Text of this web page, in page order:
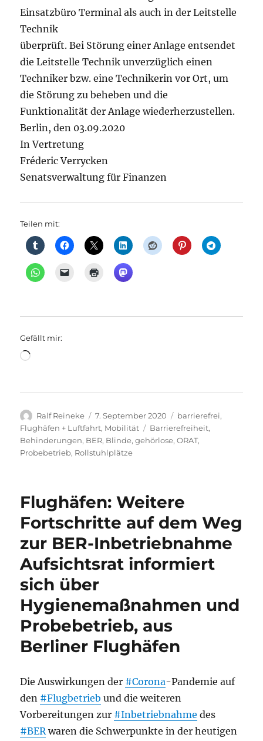
Einsatzbüro Terminal als auch in der Leitstelle
Technik
überprüft. Bei Störung einer Anlage entsendet
die Leitstelle Technik unverzüglich einen
Techniker bzw. eine Technikerin vor Ort, um
die Störung zu beheben und die
Funktionalität der Anlage wiederherzustellen.
Berlin, den 03.09.2020
In Vertretung
Fréderic Verrycken
Senatsverwaltung für Finanzen
Teilen mit:
Gefällt mir:
Wird
Autor
Ralf Reineke
Veröffentlicht
am
7. September 2020 Kategorien
barrierefrei,
Flughäfen + Luftfahrt, Mobilität Schlagwörter
Barrierefreiheit,
Behinderungen, BER, Blinde,gehörlose,ORAT,
Probebetrieb, Rollstuhlplätze
Flughäfen: Weitere
Fortschritte auf dem Weg
zur BER-Inbetriebnahme
Aufsichtsrat informiert
sich über
Hygienemaßnahmen und
Probebetrieb, aus
Berliner Flughäfen
Die Auswirkungen der #Corona-Pandemie auf
den #Flugbetrieb und die weiteren
Vorbereitungen zur #Inbetriebnahme des
#BERwaren die Schwerpunkte in der heutigen